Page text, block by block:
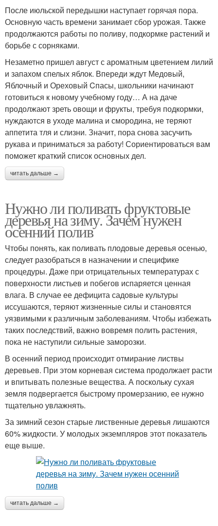
После июльской передышки наступает горячая пора.
Основную часть времени занимает сбор урожая. Также
продолжаются работы по поливу, подкормке растений и
борьбе с сорняками.
Незаметно пришел август с ароматным цветением лилий
и запахом спелых яблок. Впереди ждут Медовый,
Яблочный и Ореховый Cпасы, школьники начинают
готовиться к новому учебному году… А на даче
продолжают зреть овощи и фрукты, требуя подкормки,
нуждаются в уходе малина и смородина, не теряют
аппетита тля и слизни. Значит, пора снова засучить
рукава и приниматься за работу! Сориентироваться вам
поможет краткий список основных дел.
читать дальше →
Нужно ли поливать фруктовые
деревья на зиму. Зачем нужен
осенний полив
Чтобы понять, как поливать плодовые деревья осенью,
следует разобраться в назначении и специфике
процедуры. Даже при отрицательных температурах с
поверхности листьев и побегов испаряется ценная
влага. В случае ее дефицита садовые культуры
иссушаются, теряют жизненные силы и становятся
уязвимыми к различным заболеваниям. Чтобы избежать
таких последствий, важно вовремя полить растения,
пока не наступили сильные заморозки.
В осенний период происходит отмирание листвы
деревьев. При этом корневая система продолжает расти
и впитывать полезные вещества. А поскольку сухая
земля подвергается быстрому промерзанию, ее нужно
тщательно увлажнять.
За зимний сезон старые лиственные деревья лишаются
60% жидкости. У молодых экземпляров этот показатель
еще выше.
читать дальше →